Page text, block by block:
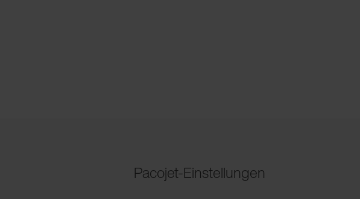
Pacojet-Einstellungen